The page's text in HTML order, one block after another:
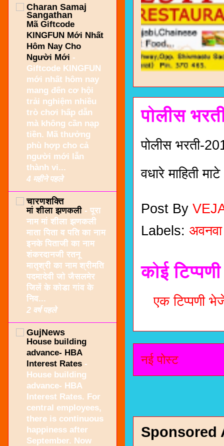
पोलीस
पोलीस भरती-
वधारे माहिती
Post By
Labels:
कोई
एक टिप्पणी
नई पोस्ट
Sponsored
Charan Samaj
Sangathan
Mã Giftcode
KINGFUN Mới Nhất
Hôm Nay Cho
Người Mới -
Giftcode KINGFUN
mới nhất hôm nay
mang đến cơ hội
trải nghiệm nhiều
trò chơi hấp dẫn
mà không cần nạp
tiền. Mã thưởng
phù hợp cho cả
người mới lẫn
thành vi...
4 महीने पहले
चारणशक्ति
मां शीला झणकली - पूरा
नाम मां शीला झणकली
माता पिता व पति का नाम
इनके पिताजी का नाम
शंकरदानजी रतनू
मातृश्री का नाम श्रीमति
पदमादेवी जो जैसलमेर
जिलें के कोडा गांव के
निव...
2 वर्ष पहले
GujNews
House building
advance- HBA
Interest Rates -
House building
advance- HBA
Interest Rates. For
central employees,
there is continuous
happiness after
September. Now